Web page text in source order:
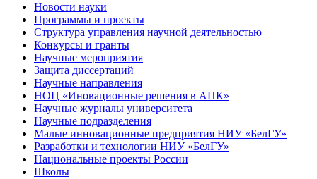
Новости науки
Программы и проекты
Структура управления научной деятельностью
Конкурсы и гранты
Научные мероприятия
Защита диссертаций
Научные направления
НОЦ «Иновационные решения в АПК»
Научные журналы университета
Научные подразделения
Малые инновационные предприятия НИУ «БелГУ»
Разработки и технологии НИУ «БелГУ»
Национальные проекты России
Школы